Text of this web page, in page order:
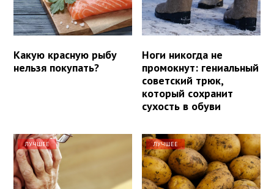
Какую красную рыбу
нельзя покупать?
Ноги никогда не
промокнут: гениальный
советский трюк,
который сохранит
сухость в обуви
ЛУЧШЕЕ ЛУЧШЕЕ